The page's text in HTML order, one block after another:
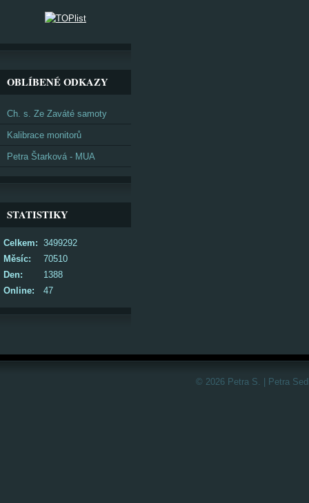
OBLÍBENÉ ODKAZY
Ch. s. Ze Zaváté samoty
Kalibrace monitorů
Petra Štarková - MUA
STATISTIKY
Online: 47
Celkem: 3499292
Měsíc:
70510
Den:
1388
© 2026 Petra S. | Petra